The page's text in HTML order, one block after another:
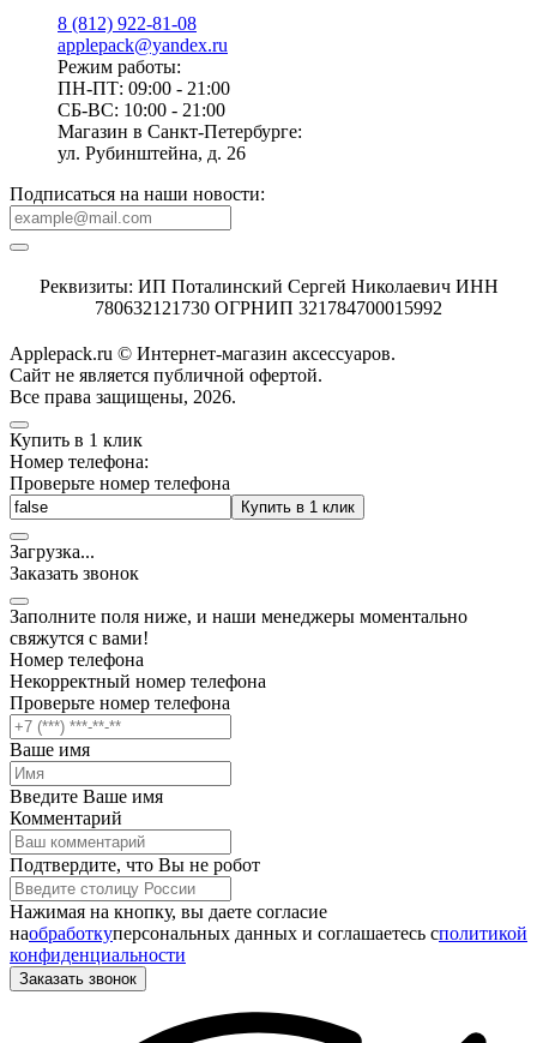
8 (812) 922-81-08
applepack@yandex.ru
Режим работы:
ПН-ПТ: 09:00 - 21:00
СБ-ВС: 10:00 - 21:00
Магазин в Санкт-Петербурге:
ул. Рубинштейна, д. 26
Подписаться на наши новости:
Реквизиты: ИП Поталинский Сергей Николаевич ИНН
780632121730 ОГРНИП 321784700015992
Applepack.ru © Интернет-магазин аксессуаров.
Cайт не является публичной офертой.
Все права защищены, 2026.
Купить в 1 клик
Номер телефона:
Проверьте номер телефона
Купить в 1 клик
Загрузка...
Заказать звонок
Заполните поля ниже, и наши менеджеры моментально
свяжутся с вами!
Номер телефона
Некорректный номер телефона
Проверьте номер телефона
Ваше имя
Введите Ваше имя
Комментарий
Подтвердите, что Вы не робот
Нажимая на кнопку, вы даете согласие
наобработкуперсональных данных и соглашаетесь cполитикой
конфиденциальности
Заказать звонок